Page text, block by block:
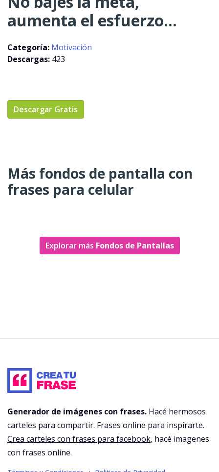
aumenta el esfuerzo...
Categoría: Motivación
Descargas: 423
Descargar Gratis
Más fondos de pantalla con
frases para celular
Explorar más Fondos de Pantallas
Generador de imágenes con frases. Hacé hermosos
carteles para compartir. Frases online para inspirarte.
Crea carteles con frases para facebook, hacé imagenes
con frases online.